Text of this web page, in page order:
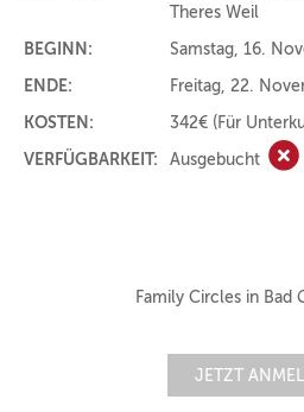
Theres Weil
BEGINN:
Samstag, 16.
ENDE:
Freitag, 22.
KOSTEN:
342€ (Für
VERFÜGBARKEIT:
Ausgebucht
Family Circles in Bad
JETZT